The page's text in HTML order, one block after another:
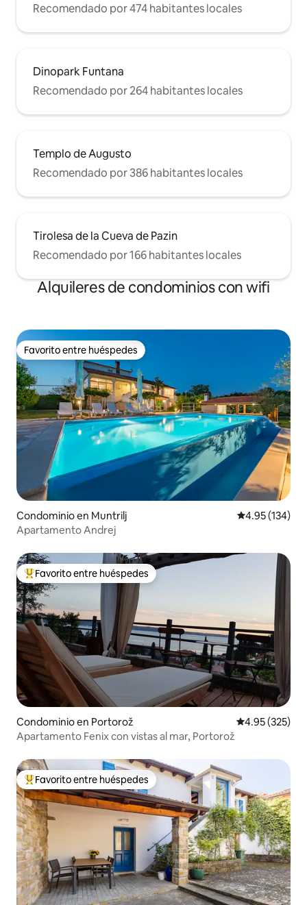
Recomendado por 474 habitantes locales
Dinopark Funtana
Recomendado por 264 habitantes locales
Templo de Augusto
Recomendado por 386 habitantes locales
Tirolesa de la Cueva de Pazin
Recomendado por 166 habitantes locales
Alquileres de condominios con wifi
Favorito entre huéspedes
Favorito entre huéspedes
Condominio en Muntrilj Calificación
4.95 (134)
Apartamento Andrej
De los mejores en Favorito entre huéspedes
Favorito entre huéspedes
Condominio en Portorož Calificación
4.95 (325)
Apartamento Fenix con vistas al mar, Portorož
De los mejores en Favorito entre huéspedes
Favorito entre huéspedes